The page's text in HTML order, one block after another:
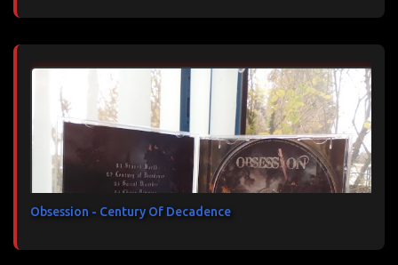
Obsession - Century Of Decadence